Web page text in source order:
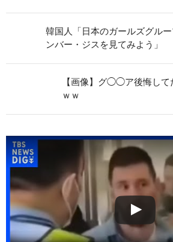
韓国人「日本のガールズグル
ンバー・ジスを見てみよう」
【画像】グ◯◯ア後悔して
ｗｗ